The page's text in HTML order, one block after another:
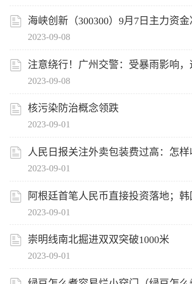
海峡创新（300300）9月7日主力资
2023-09-08
注意绕行！广州交警：受暴雨影响，
2023-09-08
核污染防治概念领跌
2023-09-01
人民日报关注外卖包装费过高：怎样
2023-09-01
阿根廷首笔人民币直接投资落地；
2023-09-01
崇明线南北掘进双双突破1000米
2023-09-01